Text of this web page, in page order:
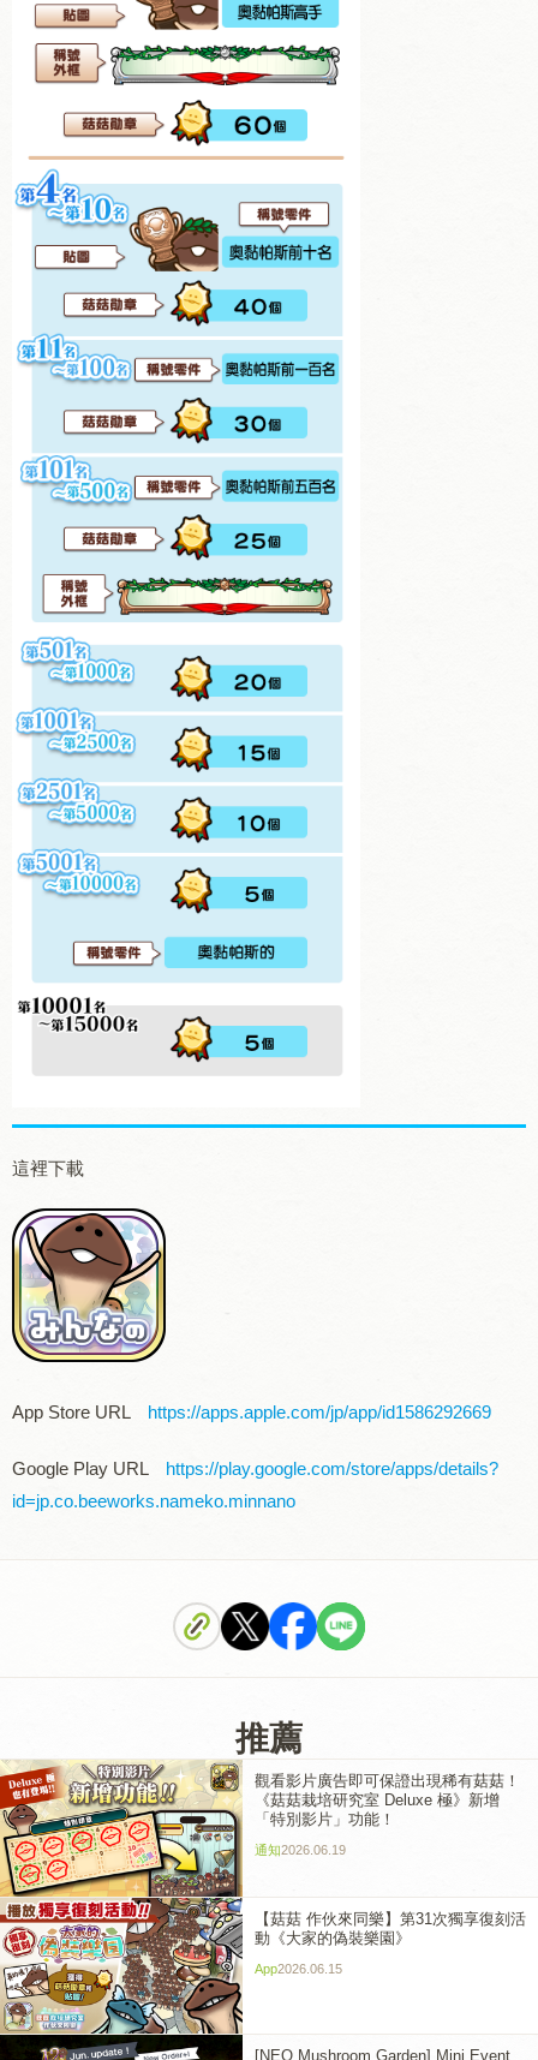
這裡下載
App Store URL https://apps.apple.com/jp/app/id1586292669
Google Play URL
https://play.google.com/store/apps/details?
id=jp.co.beeworks.nameko.minnano
推薦
觀看影片廣告即可保證出現稀有菇菇！
《菇菇栽培研究室 Deluxe 極》新增
「特別影片」功能！
通知2026.06.19
【菇菇 作伙來同樂】第31次獨享復刻活
動《大家的偽裝樂園》
App2026.06.15
[NEO Mushroom Garden] Mini Event